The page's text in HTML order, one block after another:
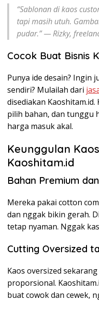
“Sablonan di kaos
tapi masih utuh.
pudar.” —Rizky,
Cocok Buat Bisnis
Punya ide desain? Ingin
sendiri? Mulailah dari
disediakan
pilih bahan, dan tunggu
harga masuk akal.
Keunggulan
Kaoshitam.id
Bahan Premium
Mereka pakai cotton
dan nggak bikin gerah.
tetap nyaman. Nggak
Cutting Oversized
Kaos oversized
proporsional.
buat cowok dan cewek,